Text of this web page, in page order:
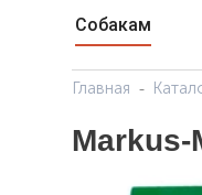
Собакам
Главная